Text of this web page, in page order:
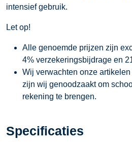
intensief gebruik.
Let op!
Alle genoemde prijzen zijn
4% verzekeringsbijdrage en
Wij verwachten onze
zijn wij genoodzaakt om
rekening te brengen.
Specificaties